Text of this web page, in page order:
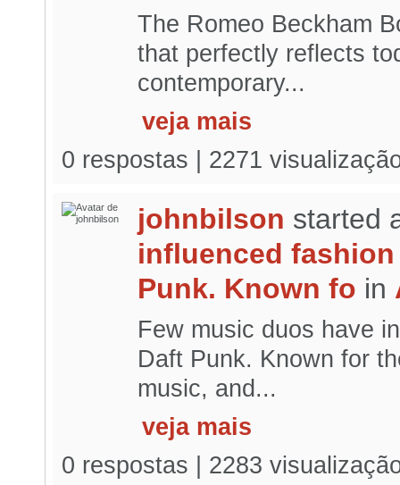
The Romeo Beckham
that perfectly reflects
contemporary...
veja mais
0 respostas | 2271
johnbilson started
influenced
Punk. Known fo in
Few music duos have
Daft Punk. Known for
music, and...
veja mais
0 respostas | 2283